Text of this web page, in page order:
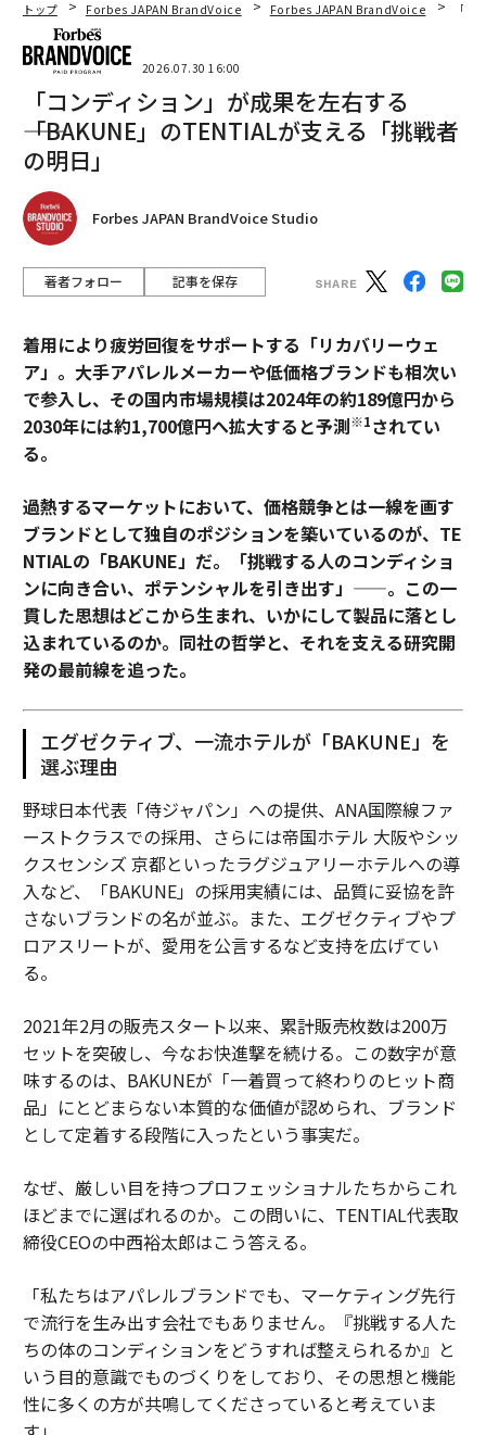
トップ Forbes JAPAN BrandVoice Forbes JAPAN BrandVoice 「
2026.07.30 16:00
「コンディション」が成果を左右する
――「BAKUNE」のTENTIALが支える「挑戦者
の明日」
Forbes JAPAN BrandVoice Studio
著者フォロー 記事を保存
着用により疲労回復をサポートする「リカバリーウェ
ア」。大手アパレルメーカーや低価格ブランドも相次い
で参入し、その国内市場規模は2024年の約189億円から
2030年には約1,700億円へ拡大すると予測※1されてい
る。
過熱するマーケットにおいて、価格競争とは一線を画す
ブランドとして独自のポジションを築いているのが、TE
NTIALの「BAKUNE」だ。「挑戦する人のコンディショ
ンに向き合い、ポテンシャルを引き出す」——。この一
貫した思想はどこから生まれ、いかにして製品に落とし
込まれているのか。同社の哲学と、それを支える研究開
発の最前線を追った。
エグゼクティブ、一流ホテルが「BAKUNE」を
選ぶ理由
野球日本代表「侍ジャパン」への提供、ANA国際線ファ
ーストクラスでの採用、さらには帝国ホテル 大阪やシッ
クスセンシズ 京都といったラグジュアリーホテルへの導
入など、「BAKUNE」の採用実績には、品質に妥協を許
さないブランドの名が並ぶ。また、エグゼクティブやプ
ロアスリートが、愛用を公言するなど支持を広げてい
る。
2021年2月の販売スタート以来、累計販売枚数は200万
セットを突破し、今なお快進撃を続ける。この数字が意
味するのは、BAKUNEが「一着買って終わりのヒット商
品」にとどまらない本質的な価値が認められ、ブランド
として定着する段階に入ったという事実だ。
なぜ、厳しい目を持つプロフェッショナルたちからこれ
ほどまでに選ばれるのか。この問いに、TENTIAL代表取
締役CEOの中西裕太郎はこう答える。
「私たちはアパレルブランドでも、マーケティング先行
で流行を生み出す会社でもありません。『挑戦する人た
ちの体のコンディションをどうすれば整えられるか』と
いう目的意識でものづくりをしており、その思想と機能
性に多くの方が共鳴してくださっていると考えていま